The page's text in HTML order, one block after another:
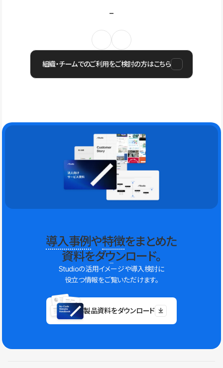
組織・チームでのご利用をご検討の方はこちら
導入事例や特徴をまとめた
資料をダウンロード。
Studioの活用イメージや導入検討に
役立つ情報をご覧いただけます。
製品資料をダウンロード